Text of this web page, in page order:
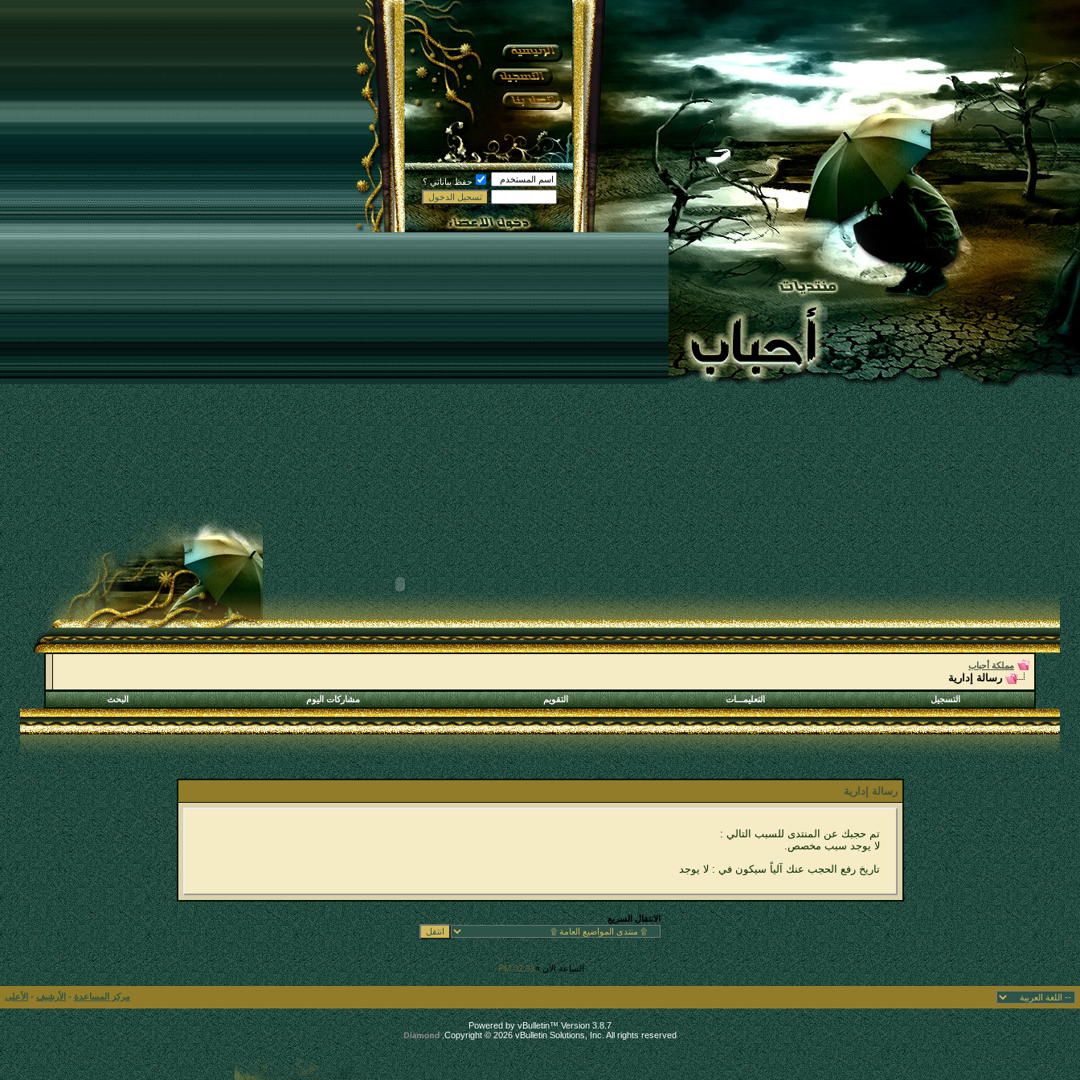
حفظ بياناتي ؟
مملكة أحباب
رسالة إدارية
التسجيل التعليمـــات التقويم مشاركات اليوم البحث
رسالة إدارية
تم حجبك عن المنتدى للسبب التالي :
لا يوجد سبب مخصص.
تاريخ رفع الحجب عنك آلياً سيكون في : لا يوجد
الانتقال السريع
الساعة الآن »02:31 PM
.
مركز المساعدة - الأرشيف - الأعلى
Powered by vBulletin™ Version 3.8.7
Copyright © 2026 vBulletin Solutions, Inc. All rights reserved.